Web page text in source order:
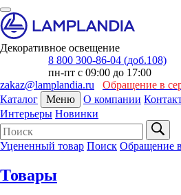
Декоративное освещение
8 800 300-86-04 (доб.108)
пн-пт с 09:00 до 17:00
zakaz@lamplandia.ru
Обращение в
Каталог
Меню О компании
Интерьеры Новинки
Уцененный товар Поиск Обращение
Товары